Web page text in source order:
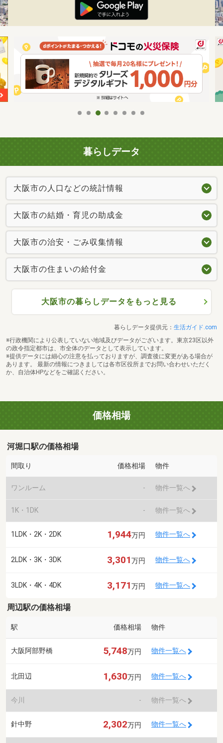
暮らしデータ
大阪市の人口などの統計情報
大阪市の結婚・育児の助成金
大阪市の治安・ごみ収集情報
大阪市の住まいの給付金
大阪市の暮らしデータをもっと見る
暮らしデータ提供元： 生活ガイド.com
※行政機関により公表していない地域及びデータがございます。東京23区以外
の政令指定都市は、市全体のデータとして表示しています。
※提供データには細心の注意を払っておりますが、調査後に変更がある場合が
あります。 最新の情報につきましては各市区役所までお問い合わせいただく
か、自治体HPなどをご確認ください。
価格相場
河堀口駅の価格相場
間取り 価格相場 物件
ワンルーム - 物件一覧へ
1K・1DK - 物件一覧へ
1LDK・2K・2DK 1,944万円 物件一覧へ
2LDK・3K・3DK 3,301万円 物件一覧へ
3LDK・4K・4DK 3,171万円 物件一覧へ
周辺駅の価格相場
駅 価格相場 物件
大阪阿部野橋 5,748万円 物件一覧へ
北田辺 1,630万円 物件一覧へ
今川 - 物件一覧へ
針中野 2,302万円 物件一覧へ